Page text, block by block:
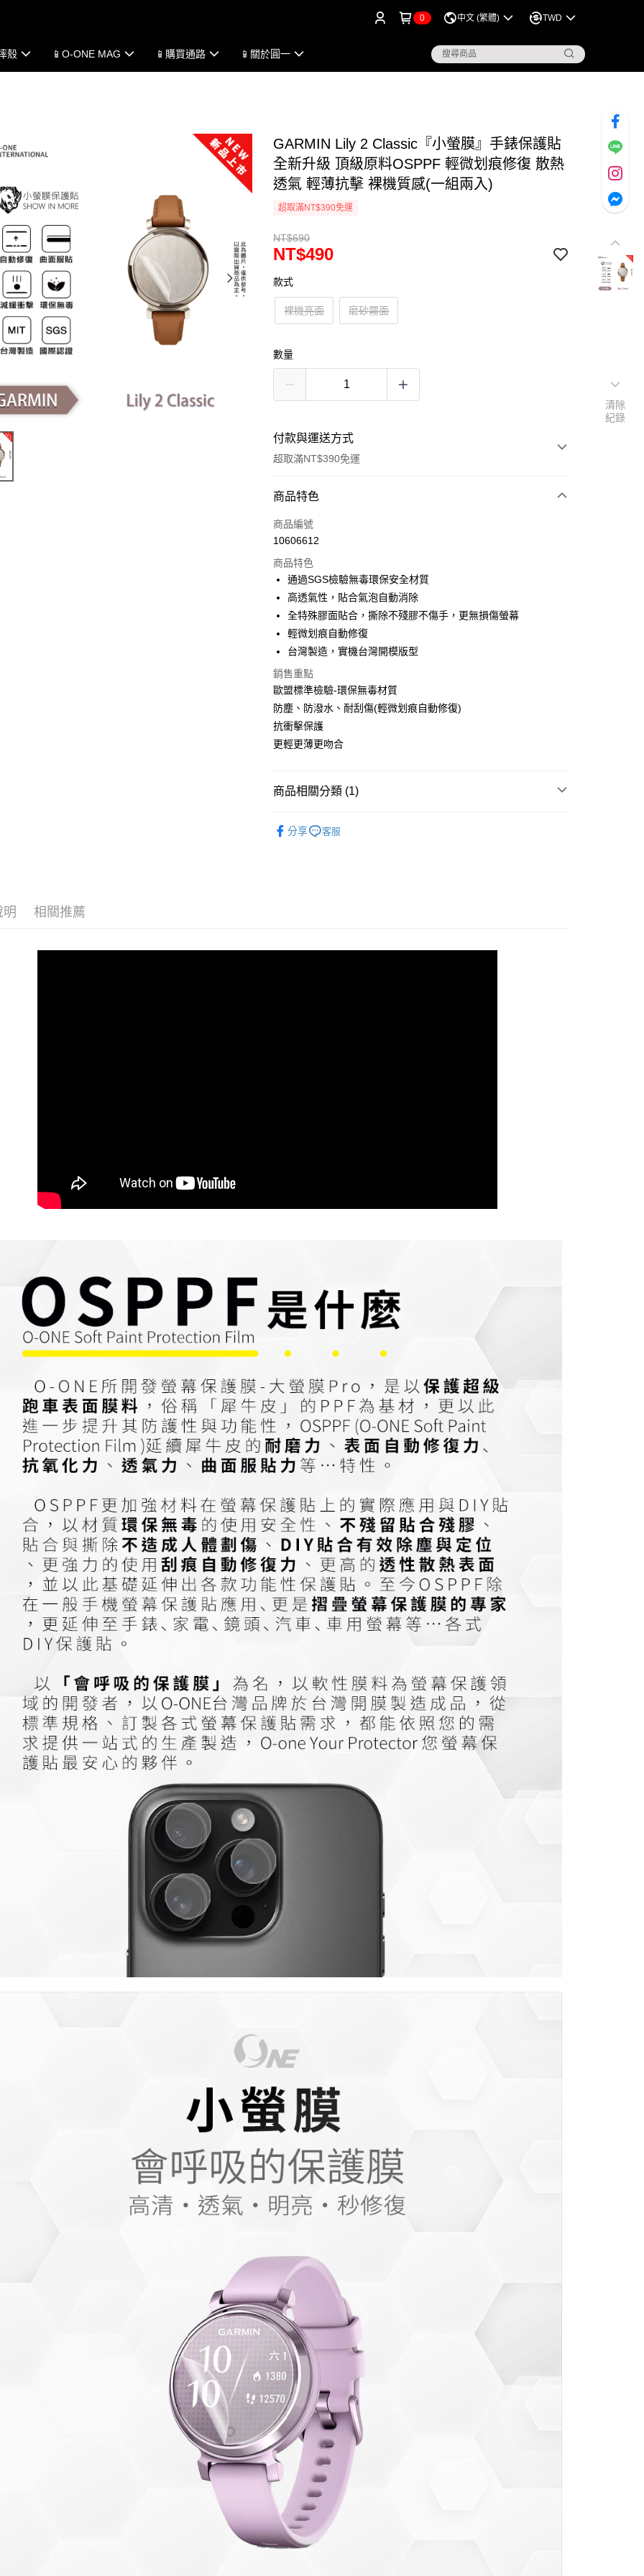
0 中文 (繁體) TWD
殼 📱O-ONE MAG 📱購買通路 📱關於圓一
GARMIN Lily 2 Classic『小螢膜』手錶保護貼
全新升級 頂級原料OSPPF 輕微划痕修復 散熱
透氣 輕薄抗擊 裸機質感(一組兩入)
超取滿NT$390免運
NT$690
NT$490
款式
裸機亮面 磨砂霧面
數量
付款與運送方式
超取滿NT$390免運
付款方式
信用卡一次付款
LINE Pay
Apple Pay
街口支付
悠遊付
全盈+PAY
運送方式
商品特色
商品編號
10606612
商品特色
通過SGS檢驗無毒環保安全材質
高透氣性，貼合氣泡自動消除
全特殊膠面貼合，撕除不殘膠不傷手，更無損傷螢幕
輕微划痕自動修復
台灣製造，實機台灣開模版型
銷售重點
歐盟標準檢驗-環保無毒材質
防塵、防潑水、耐刮傷(輕微划痕自動修復)
抗衝擊保護
更輕更薄更吻合
商品相關分類 (1)
分享
客服
明 相關推薦
清除
紀錄